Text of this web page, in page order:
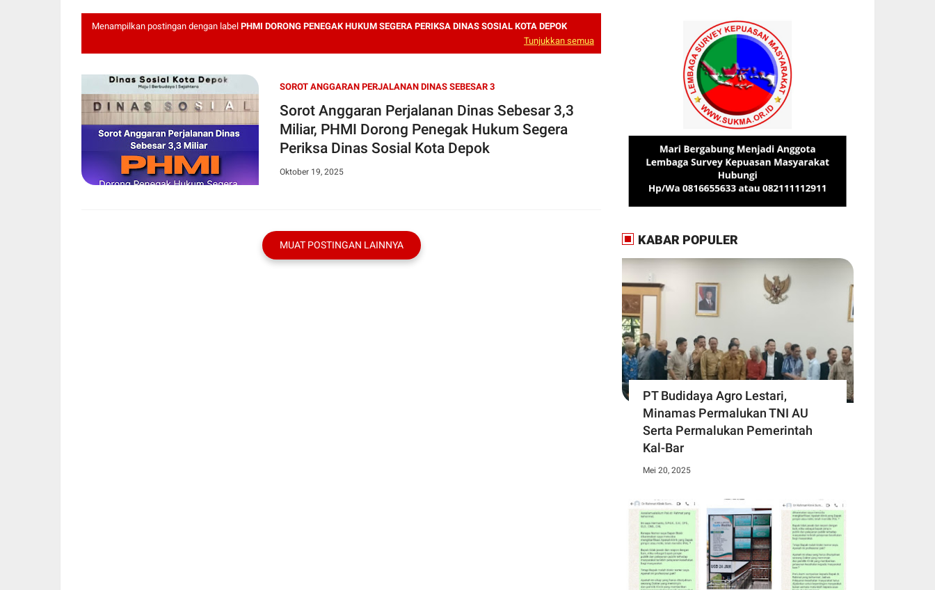
Menampilkan postingan dengan label PHMI DORONG PENEGAK HUKUM SEGERA PERIKSA DINAS SOSIAL KOTA DEPOK
Tunjukkan semua
SOROT ANGGARAN PERJALANAN DINAS SEBESAR 3
Sorot Anggaran Perjalanan Dinas Sebesar 3,3
Miliar, PHMI Dorong Penegak Hukum Segera
Periksa Dinas Sosial Kota Depok
Oktober 19, 2025
MUAT POSTINGAN LAINNYA KABAR POPULER
PT Budidaya Agro Lestari,
Minamas Permalukan TNI AU
Serta Permalukan Pemerintah
Kal-Bar
Mei 20, 2025